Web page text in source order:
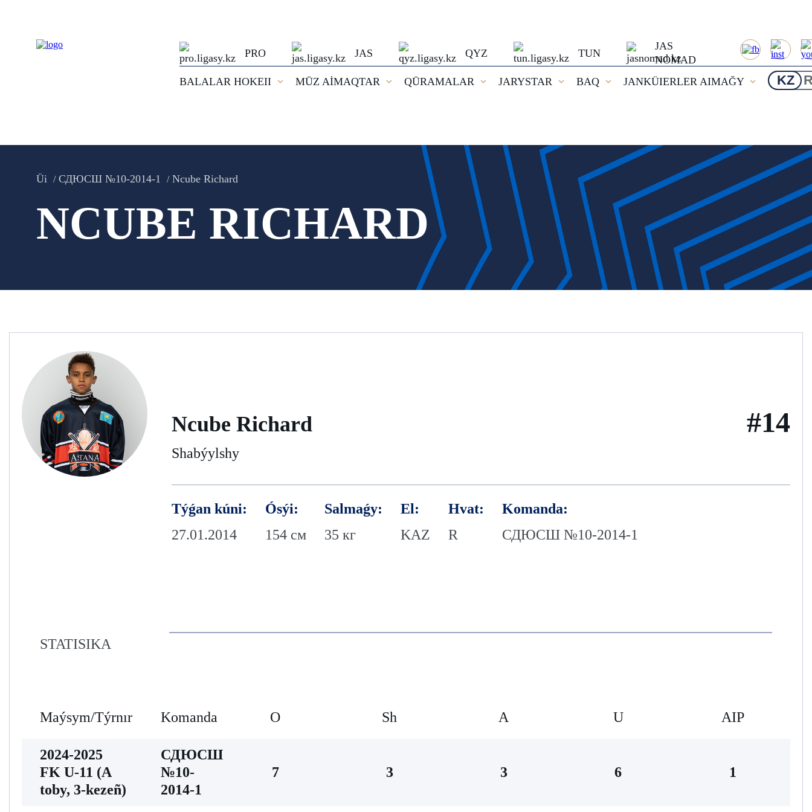
PRO JAS QYZ TUN
JAS
NOMAD
BALALAR HOKEII
MŪZ AİMAQTAR QŪRAMALAR JARYSTAR BAQ JANKÜIERLER AIMAĞY KZ
Üi СДЮСШ №10-2014-1 Ncube Richard
NCUBE RICHARD
Ncube Richard
Shabýylshy
#14
Týǵan kúni:
27.01.2014
Ósýi:
154 см
Salmaǵy:
35 кг
El:
KAZ
Hvat:
R
Komanda:
СДЮСШ №10-2014-1
STATISIKA
Maýsym/Týrnır Komanda O Sh А U AIP
2024-2025
FK U-11 (A
toby, 3-kezeñ)
СДЮСШ
№10-
2014-1
7 3 3 6 1